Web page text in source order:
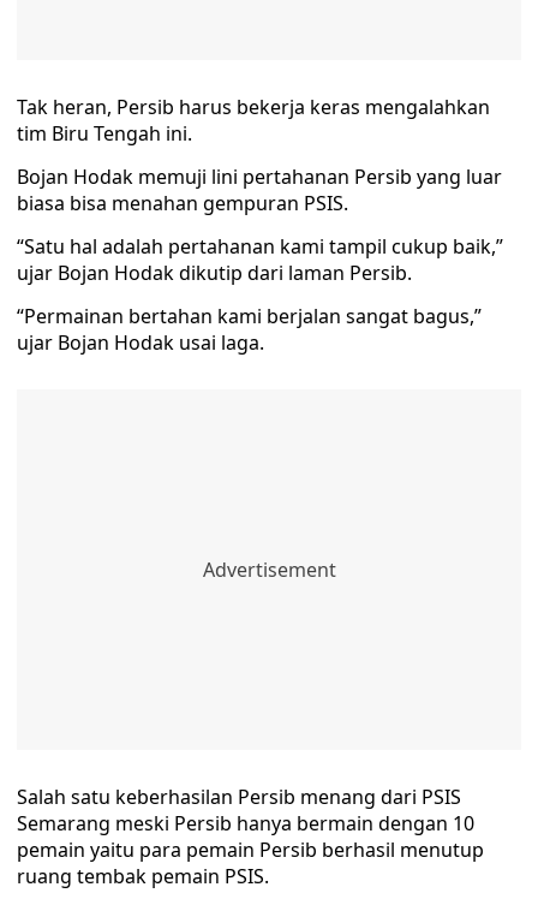
Tak heran, Persib harus bekerja keras mengalahkan
tim Biru Tengah ini.
Bojan Hodak memuji lini pertahanan Persib yang luar
biasa bisa menahan gempuran PSIS.
“Satu hal adalah pertahanan kami tampil cukup baik,”
ujar Bojan Hodak dikutip dari laman Persib.
“Permainan bertahan kami berjalan sangat bagus,”
ujar Bojan Hodak usai laga.
Salah satu keberhasilan Persib menang dari PSIS
Semarang meski Persib hanya bermain dengan 10
pemain yaitu para pemain Persib berhasil menutup
ruang tembak pemain PSIS.